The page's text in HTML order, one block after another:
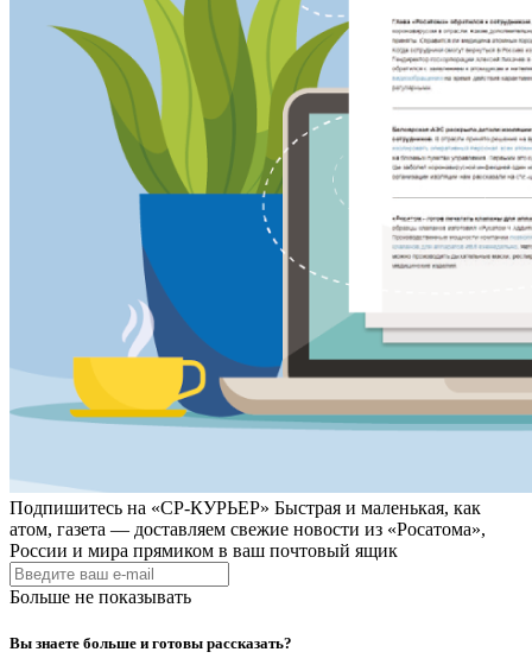
Подпишитесь на «СР-КУРЬЕР» Быстрая и маленькая, как
атом, газета — доставляем свежие новости из «Росатома»,
России и мира прямиком в ваш почтовый ящик
Больше не показывать
Вы знаете больше и готовы рассказать?